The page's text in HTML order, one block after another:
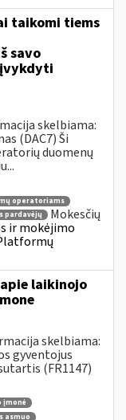
taikomi tiems
savo
skelbiama:
(DAC7) Ši
duomenų
operatoriams
pardavėjų
Mokesčių
ir mokėjimo
laikinojo
skelbiama:
gyventojus
(FR1147)
įmonė
asmuo